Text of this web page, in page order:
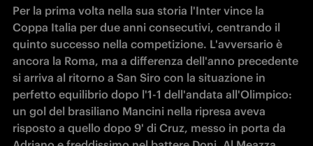
Per la prima volta nella sua storia l'Inter vince la
Coppa Italia per due anni consecutivi, centrando il
quinto successo nella competizione. L'avversario è
ancora la Roma, ma a differenza dell'anno precedente
si arriva al ritorno a San Siro con la situazione in
perfetto equilibrio dopo l'1-1 dell'andata all'Olimpico:
un gol del brasiliano Mancini nella ripresa aveva
risposto a quello dopo 9' di Cruz, messo in porta da